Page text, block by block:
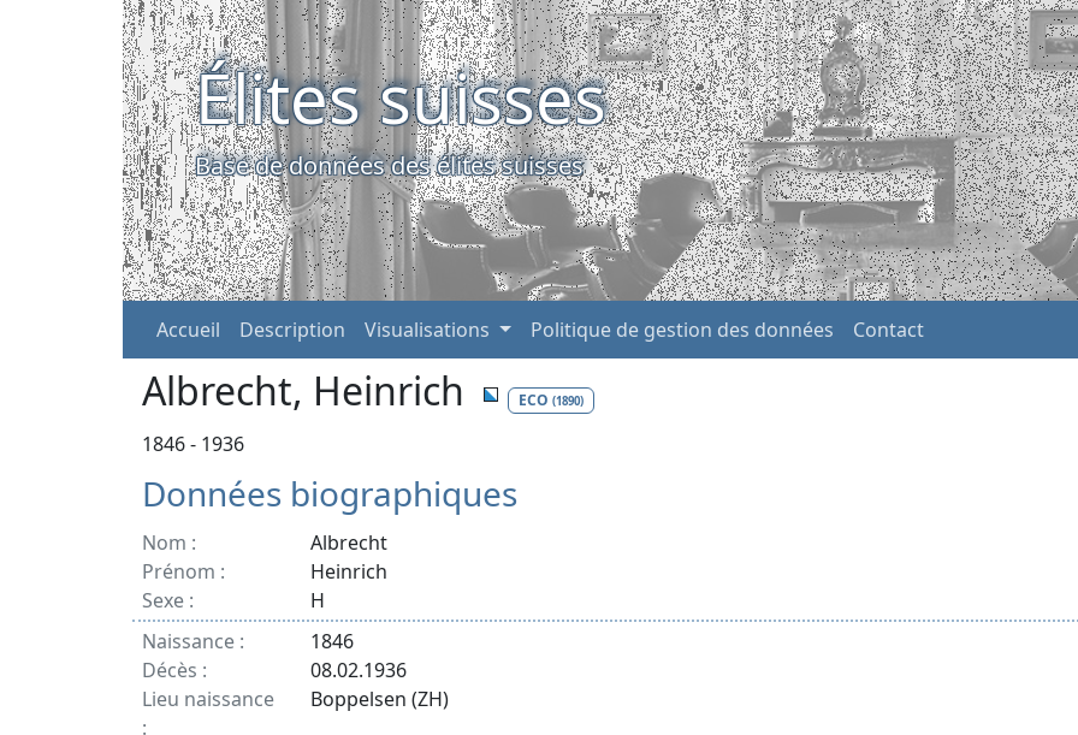
Élites suisses
Base de données des élites suisses
Accueil Description Visualisations Politique de gestion des données Contact
Albrecht, Heinrich ECO (1890)
1846 - 1936
Données biographiques
Nom :
Albrecht
Prénom :
Heinrich
Sexe :
H
Naissance :
1846
Décès :
08.02.1936
Lieu naissance
:
Boppelsen (ZH)